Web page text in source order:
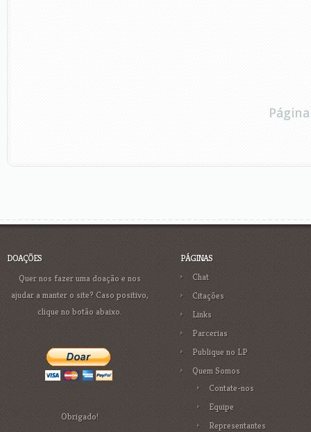
DOAÇÕES
Quer nos fazer uma doação e nos
ajudar a manter o site? Caso positivo,
clique no botão abaixo.
Obrigado!
PÁGINAS
Chat
Citações
Links
Parcerias
Publique no LP
Quem Somos
Contate-nos
Equipe
Representantes